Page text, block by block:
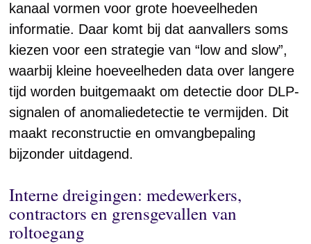
kanaal vormen voor grote hoeveelheden
informatie. Daar komt bij dat aanvallers soms
kiezen voor een strategie van “low and slow”,
waarbij kleine hoeveelheden data over langere
tijd worden buitgemaakt om detectie door DLP-
signalen of anomaliedetectie te vermijden. Dit
maakt reconstructie en omvangbepaling
bijzonder uitdagend.
Interne dreigingen: medewerkers,
contractors en grensgevallen van
roltoegang